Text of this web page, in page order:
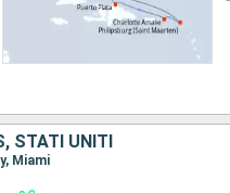
STATI UNITI
Miami